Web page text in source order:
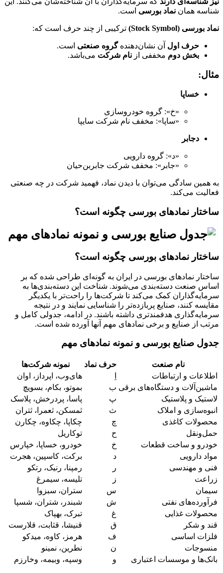
شناسه همان نماد بورسی است.
نماد بورسی (Stock Symbol) ترکیبی از چند حرف است که:
حرف اول آن نشان‌دهندهگروه صنعتی است.
بخش دوم مخففی از نام شرکت می‌باشد.
مثال:
خساپا
«خ»: گروه خودروسازی
«ساپا»: مخفف نام شرکت سایپا
دجابر
«د»: گروه دارویی
«جابر»: مخفف شرکت جابربن‌حیان
به همین سادگی می‌توان با دیدن نماد، فهمید شرکت در چه صنعتی
فعالیت می‌کند.
ساختار نمادهای بورسی چگونه است؟
ساختار نمادهای بورسی چگونه است؟
ساختار نمادهای بورسی در ایران به گونه‌ای طراحی شده که بر
اساس صنعت دسته‌بندی می‌شوند. شناخت این دسته‌بندی‌ها به
سرمایه‌گذاران کمک می‌کند تا شرکت‌ها را راحت‌تر با یکدیگر
مقایسه کنند، صنایع پربازده‌تر را شناسایی نمایند و در نتیجه
سرمایه‌گذاری هدفمندتری داشته باشند. در ادامه، جدولی کامل و
مرتب از صنایع و برخی نمادهای مهم آنها آورده شده است.
جدول صنایع بورسی و نمونه نمادهای مهم
نام صنعت حرف نماد
نمونه شرکت‌ها
اطلاعات و ارتباطات
های‌وب، اپرداز، اوان
ماشین‌آلات و دستگاه‌های برقی ب
بموتو، بکام، بسویچ
لاستیک و پلاستیک
پ
پاسا، پردرخش، پلاسک
انبوه‌سازی و املاک
ث
ثمسکن، ثعمرا، ثتران
محصولات کاغذی
چ
چکاپا، چکاوه، چکارن
حمل‌ونقل
ح
توکاریل
خودرو و ساخت قطعات
خ
خودرو، خساپا، خپارس
مواد دارویی
د
برکت، کاسپین، هجرت
فنی و مهندسی
ر
رمپنا، رنیک، رتکو
زراعت
ز
تلیسه، سیمرغ
سیمان
س
ستران، سبزوا
فرآورده‌های نفتی
ش
شبندر، شتران، شسپا
محصولات غذایی
غ
تبرک، بهپاک
قند و شکر
ق
قنیشا، قثابت، قلارست
فلزات اساسی
ف
هرمز، کاوه، میدکو
منسوجات
ن
نطرین، نمینو
بانک‌ها و موسسات اعتباری
و وسپه، وبیمه، وخارزم